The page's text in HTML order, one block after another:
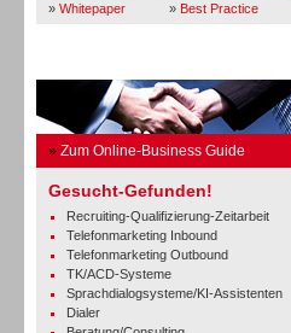
» Whitepaper » Best Practice
» Zum Online-Business Guide
Gesucht-Gefunden!
Recruiting-Qualifizierung-Zeitarbeit
Telefonmarketing Inbound
Telefonmarketing Outbound
TK/ACD-Systeme
Sprachdialogsysteme/KI-Assistenten
Dialer